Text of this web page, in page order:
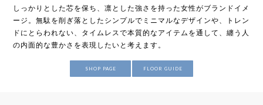
しっかりとした芯を保ち、凛とした強さを持った女性がブランドイメ
ージ。無駄を削ぎ落としたシンプルでミニマルなデザインや、トレン
ドにとらわれない、タイムレスで本質的なアイテムを通して、纏う人
の内面的な豊かさを表現したいと考えます。
SHOP PAGE FLOOR GUIDE